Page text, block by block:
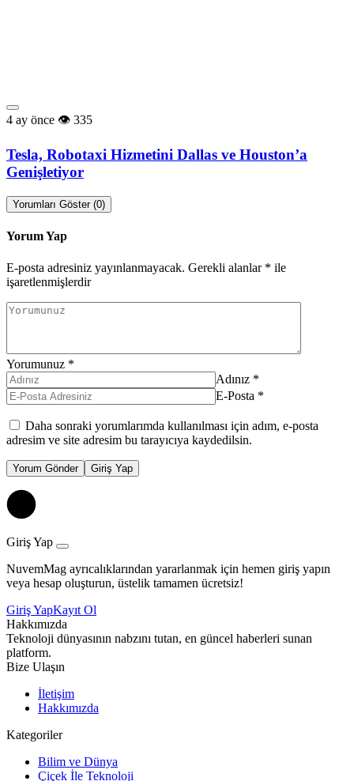
4 ay önce 335
Tesla, Robotaxi Hizmetini Dallas ve Houston’a
Genişletiyor
Yorumları Göster (0)
Yorum Yap
E-posta adresiniz yayınlanmayacak. Gerekli alanlar * ile
işaretlenmişlerdir
Yorumunuz *
Adınız *
E-Posta *
Daha sonraki yorumlarımda kullanılması için adım, e-posta
adresim ve site adresim bu tarayıcıya kaydedilsin.
Yorum Gönder Giriş Yap
Giriş Yap
NuvemMag ayrıcalıklarından yararlanmak için hemen giriş yapın
veya hesap oluşturun, üstelik tamamen ücretsiz!
Giriş YapKayıt Ol
Hakkımızda
Teknoloji dünyasının nabzını tutan, en güncel haberleri sunan
platform.
Bize Ulaşın
İletişim
Hakkımızda
Kategoriler
Bilim ve Dünya
Çiçek İle Teknoloji